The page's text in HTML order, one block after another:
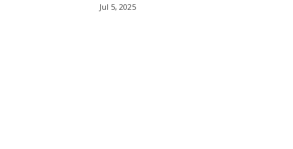
Jul 5, 2025